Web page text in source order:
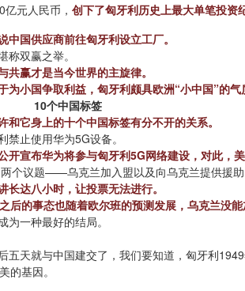
元人民币， 创下了匈牙利历史上最大单笔投资
国供应商前往匈牙利设立工厂。
双赢之举。
赢才是当今世界的主旋律。
小国争取利益，匈牙利颇具欧洲“小中国”的气
10个中国标签
它身上的十个中国标签有分不开的关系。
止使用华为5G设备。
宣布华为将参与匈牙利5G网络建设，对此，
个议题——乌克兰加入盟以及向乌克兰提供援
达八小时，让投票无法进行。
的事态也随着欧尔班的预测发展，乌克兰没
一种最好的结局。
五天就与中国建交了，我们要知道，匈牙利
基因。